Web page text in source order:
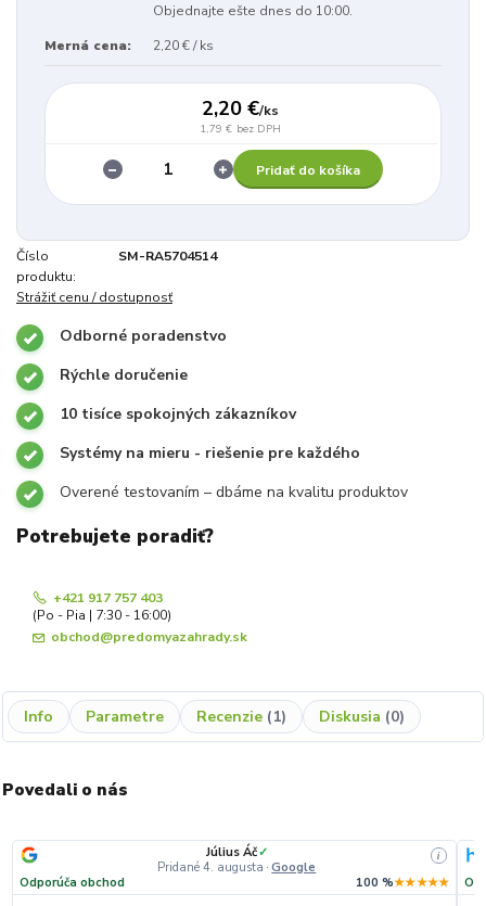
Objednajte ešte dnes do 10:00.
Merná cena: 2,20 € / ks
2,20 €/ks
1,79 € bez DPH
Pridať do košíka
Číslo
produktu:
SM-RA5704514
Strážiť cenu / dostupnosť
Odborné poradenstvo
Rýchle doručenie
10 tisíce spokojných zákazníkov
Systémy na mieru - riešenie pre každého
Overené testovaním – dbáme na kvalitu produktov
Potrebujete poradiť?
+421 917 757 403
(Po - Pia | 7:30 - 16:00)
obchod@predomyazahrady.sk
Info Parametre Recenzie 1 Diskusia 0
Povedali o nás
Július Áč✓
Pridané 4. augusta · Google
i
Odporúča obchod 100 %★★★★★